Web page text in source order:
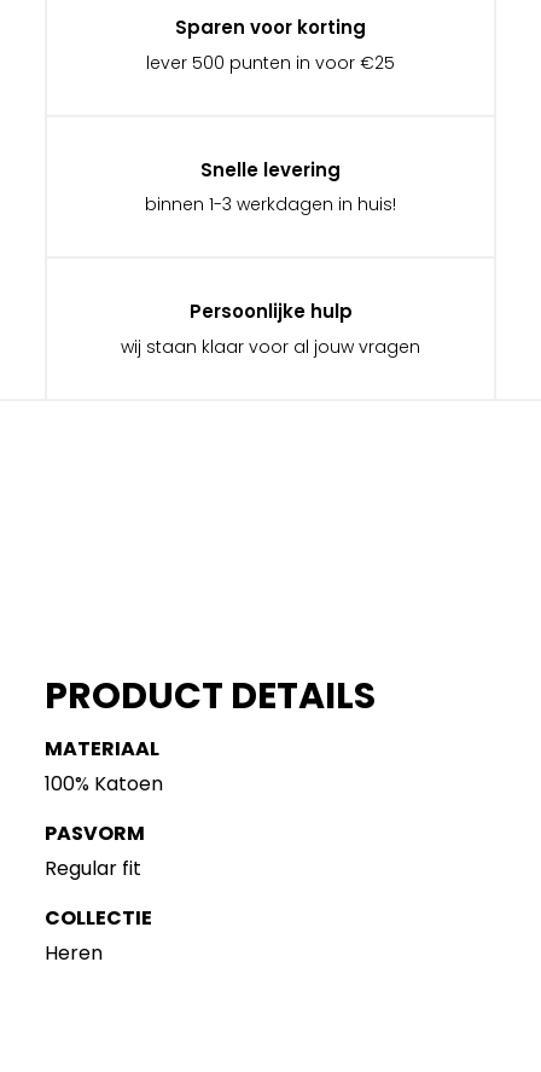
Sparen voor korting
lever 500 punten in voor €25
Snelle levering
binnen 1-3 werkdagen in huis!
Persoonlijke hulp
wij staan klaar voor al jouw vragen
PRODUCT DETAILS
MATERIAAL
100% Katoen
PASVORM
Regular fit
COLLECTIE
Heren